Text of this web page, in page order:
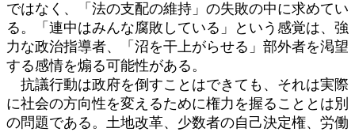
ではなく、「法の支配の維持」の失敗の中に求めてい
る。「連中はみんな腐敗している」という感覚は、強
力な政治指導者、「沼を干上がらせる」部外者を渇望
する感情を煽る可能性がある。
抗議行動は政府を倒すことはできても、それは実際
に社会の方向性を変えるために権力を握ることとは別
の問題である。土地改革、少数者の自己決定権、労働